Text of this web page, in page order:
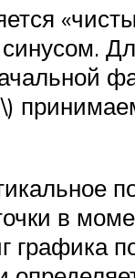
в
графика